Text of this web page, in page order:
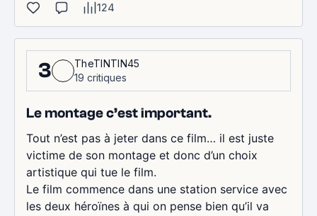
124
3
TheTINTIN45
19 critiques
Le montage c’est important.
Tout n’est pas à jeter dans ce film… il est juste
victime de son montage et donc d’un choix
artistique qui tue le film.
Le film commence dans une station service avec
les deux héroïnes à qui on pense bien qu’il va